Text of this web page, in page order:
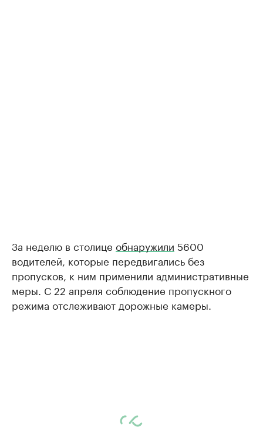
За неделю в столице обнаружили 5600
водителей, которые передвигались без
пропусков, к ним применили административные
меры. С 22 апреля соблюдение пропускного
режима отслеживают дорожные камеры.